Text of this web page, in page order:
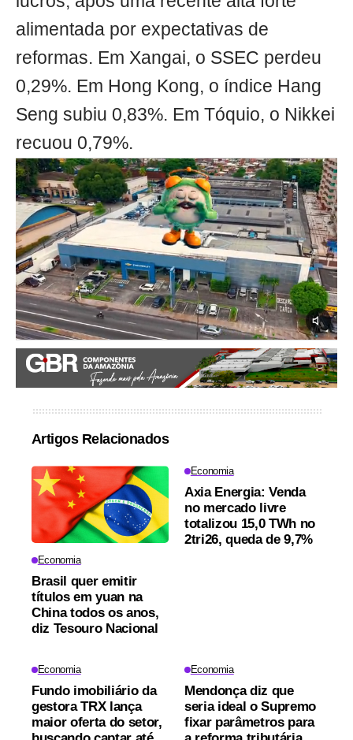
alimentada por expectativas de
reformas. Em Xangai, o SSEC perdeu
0,29%. Em Hong Kong, o índice Hang
Seng subiu 0,83%. Em Tóquio, o Nikkei
recuou 0,79%.
Artigos Relacionados
Economia
Brasil quer emitir
títulos em yuan na
China todos os anos,
diz Tesouro Nacional
Economia
Axia Energia: Venda
no mercado livre
totalizou 15,0 TWh no
2tri26, queda de 9,7%
Economia
Fundo imobiliário da
gestora TRX lança
maior oferta do setor,
Economia
Mendonça diz que
seria ideal o Supremo
fixar parâmetros para